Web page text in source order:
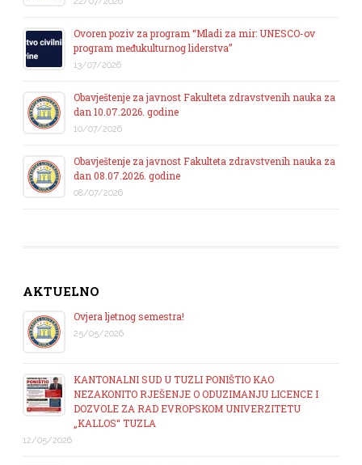
Ovoren poziv za program “Mladi za mir: UNESCO-ov
program međukulturnog liderstva”
13/07/2026
Obavještenje za javnost Fakulteta zdravstvenih nauka za
dan 10.07.2026. godine
10/07/2026
Obavještenje za javnost Fakulteta zdravstvenih nauka za
dan 08.07.2026. godine
08/07/2026
AKTUELNO
Ovjera ljetnog semestra!
25/05/2026
KANTONALNI SUD U TUZLI PONIŠTIO KAO
NEZAKONITO RJEŠENJE O ODUZIMANJU LICENCE I
DOZVOLE ZA RAD EVROPSKOM UNIVERZITETU
„KALLOS“ TUZLA
12/05/2026